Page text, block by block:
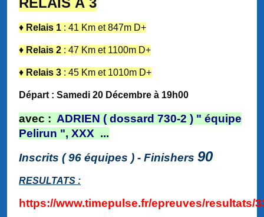
♦ Relais 1 : 41 Km et 847m D+
♦ Relais 2 : 47 Km et 1100m D+
♦ Relais 3 : 45 Km et 1010m D+
Départ : Samedi 20 Décembre à 19h00
avec : ADRIEN ( dossard 730-2 ) " équipe
Pelirun ", XXX ...
Inscrits ( 96 équipes ) - Finishers 90
RESULTATS :
https://www.timepulse.fr/epreuves/resultats/